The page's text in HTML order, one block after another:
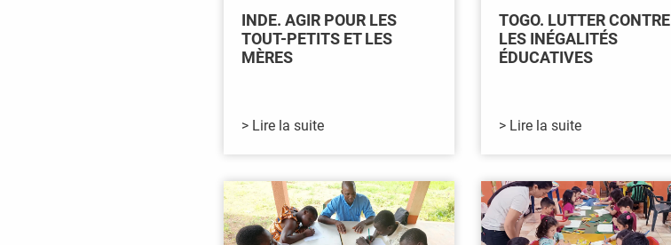
INDE. AGIR POUR LES
TOUT-PETITS ET LES
MÈRES
> Lire la suite
TOGO. LUTTER CONTRE
LES INÉGALITÉS
ÉDUCATIVES
> Lire la suite